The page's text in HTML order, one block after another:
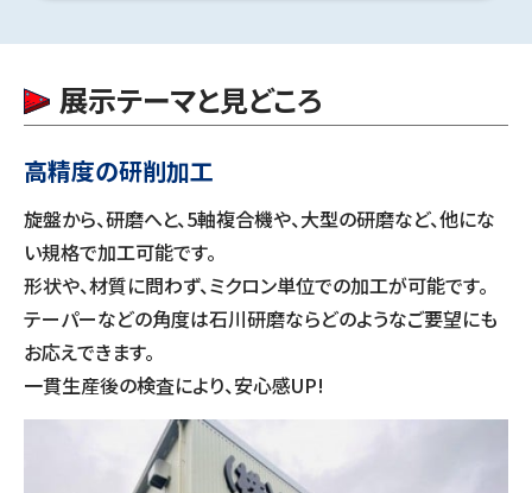
展示テーマと見どころ
高精度の研削加工
旋盤から、研磨へと、5軸複合機や、大型の研磨など、他にな
い規格で加工可能です。
形状や、材質に問わず、ミクロン単位での加工が可能です。
テーパーなどの角度は石川研磨ならどのようなご要望にも
お応えできます。
一貫生産後の検査により、安心感UP!